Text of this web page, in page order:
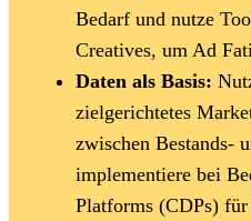
Bedarf und nutze
Creatives, um Ad
Daten als Basis:
zielgerichtetes
zwischen Bestands-
implementiere bei
Platforms (CDPs)